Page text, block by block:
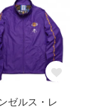
ゼルス・レ